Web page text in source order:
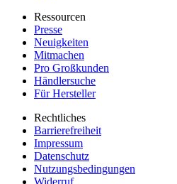
Ressourcen
Presse
Neuigkeiten
Mitmachen
Pro Großkunden
Händlersuche
Für Hersteller
Rechtliches
Barrierefreiheit
Impressum
Datenschutz
Nutzungsbedingungen